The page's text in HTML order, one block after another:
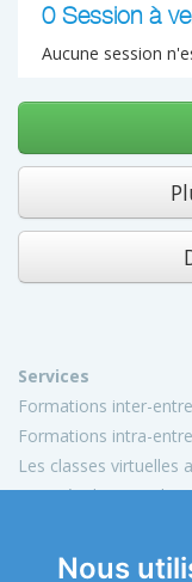
Nous
0 Session à
Aucune session
Services
Formations inter-
Formations intra-
Les classes virtuelles
Activités de conseil et